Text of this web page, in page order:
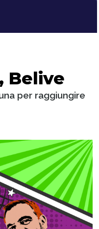
Belive
per raggiungire